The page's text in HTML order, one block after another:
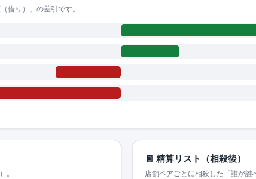
借り）」の差引です。
。
🧾 精算リスト（相殺後）
店舗ペアごとに相殺した「誰が誰